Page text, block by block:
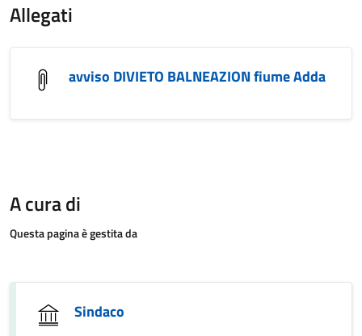
Allegati
avviso DIVIETO BALNEAZION fiume Adda
A cura di
Questa pagina è gestita da
Sindaco